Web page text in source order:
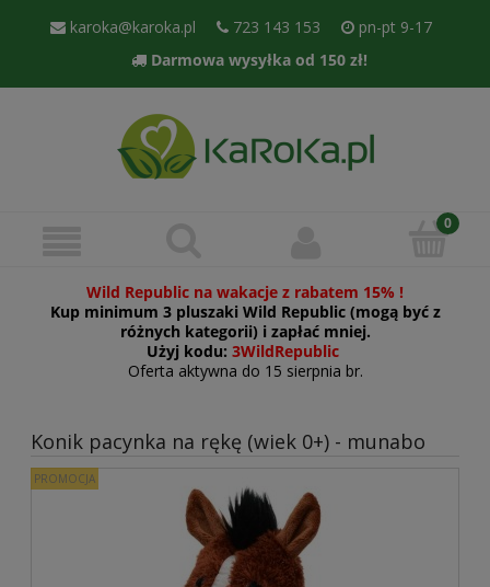
karoka@karoka.pl 723 143 153
pn-pt 9-17
Darmowa wysyłka od 150 zł!
Wild Republic na wakacje z rabatem 15% !
Kup minimum 3 pluszaki Wild Republic (mogą być z
różnych kategorii) i zapłać mniej.
Użyj kodu: 3WildRepublic
Oferta aktywna do 15 sierpnia br.
Konik pacynka na rękę (wiek 0+) - munabo
PROMOCJA